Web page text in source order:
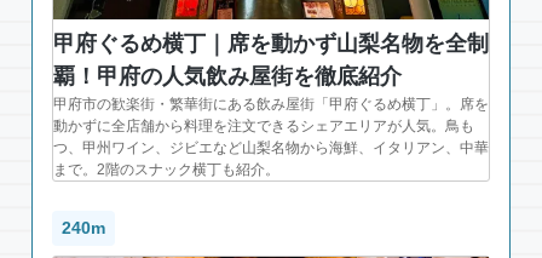
甲府ぐるめ横丁｜席を動かず山梨名物を全制
覇！甲府の人気飲み屋街を徹底紹介
甲府市の歓楽街・繁華街にある飲み屋街「甲府ぐるめ横丁」。席を
動かずに全店舗から料理を注文できるシェアエリアが人気。鳥も
つ、甲州ワイン、ジビエなど山梨名物から海鮮、イタリアン、中華
まで。2階のスナック横丁も紹介。
240m